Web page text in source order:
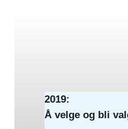
2019:
Å velge og bli